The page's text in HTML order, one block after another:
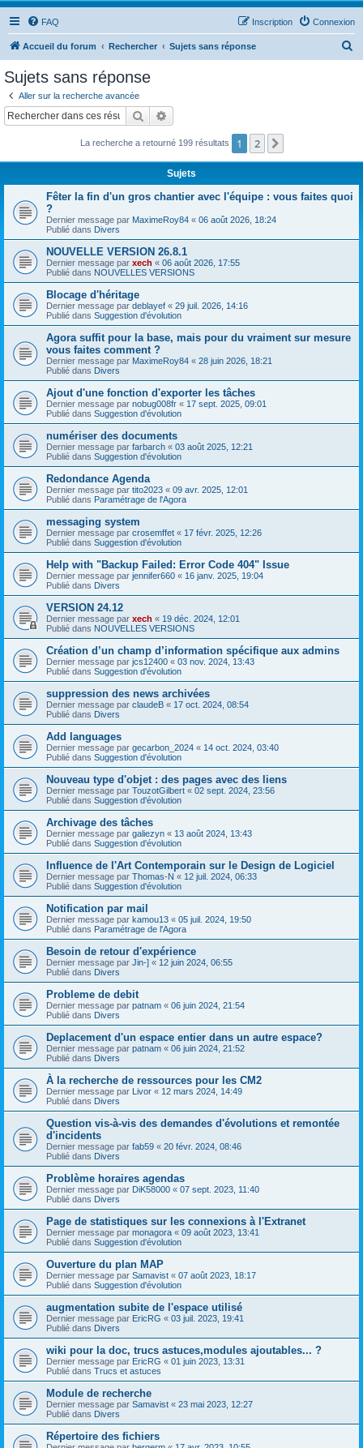
FAQ Connexion
Inscription
Accueil du forum Rechercher Sujets sans réponse
c
Sujets sans réponse
Aller sur la recherche avancée
Rechercher
La recherche a retourné 199 résultats 1 2
Sujets
Fêter la fin d'un gros chantier avec l'équipe : vous faites quoi
?
Dernier message par MaximeRoy84 « 06 août 2026, 18:24
Publié dans Divers
NOUVELLE VERSION 26.8.1
Dernier message par xech « 06 août 2026, 17:55
Publié dans NOUVELLES VERSIONS
Blocage d'héritage
Dernier message par deblayef « 29 juil. 2026, 14:16
Publié dans Suggestion d'évolution
Agora suffit pour la base, mais pour du vraiment sur mesure
vous faites comment ?
Dernier message par MaximeRoy84 « 28 juin 2026, 18:21
Publié dans Divers
Ajout d'une fonction d'exporter les tâches
Dernier message par nobug008fr « 17 sept. 2025, 09:01
Publié dans Suggestion d'évolution
numériser des documents
Dernier message par farbarch « 03 août 2025, 12:21
Publié dans Suggestion d'évolution
Redondance Agenda
Dernier message par tito2023 « 09 avr. 2025, 12:01
Publié dans Paramétrage de l'Agora
messaging system
Dernier message par crosemffet « 17 févr. 2025, 12:26
Publié dans Suggestion d'évolution
Help with "Backup Failed: Error Code 404" Issue
Dernier message par jennifer660 « 16 janv. 2025, 19:04
Publié dans Divers
VERSION 24.12
Dernier message par xech « 19 déc. 2024, 12:01
Publié dans NOUVELLES VERSIONS
Création d’un champ d’information spécifique aux admins
Dernier message par jcs12400 « 03 nov. 2024, 13:43
Publié dans Suggestion d'évolution
suppression des news archivées
Dernier message par claudeB « 17 oct. 2024, 08:54
Publié dans Divers
Add languages
Dernier message par gecarbon_2024 « 14 oct. 2024, 03:40
Publié dans Suggestion d'évolution
Nouveau type d'objet : des pages avec des liens
Dernier message par TouzotGilbert « 02 sept. 2024, 23:56
Publié dans Suggestion d'évolution
Archivage des tâches
Dernier message par galiezyn « 13 août 2024, 13:43
Publié dans Suggestion d'évolution
Influence de l'Art Contemporain sur le Design de Logiciel
Dernier message par Thomas-N « 12 juil. 2024, 06:33
Publié dans Suggestion d'évolution
Notification par mail
Dernier message par kamou13 « 05 juil. 2024, 19:50
Publié dans Paramétrage de l'Agora
Besoin de retour d'expérience
Dernier message par Jin-] « 12 juin 2024, 06:55
Publié dans Divers
Probleme de debit
Dernier message par patnam « 06 juin 2024, 21:54
Publié dans Divers
Deplacement d'un espace entier dans un autre espace?
Dernier message par patnam « 06 juin 2024, 21:52
Publié dans Divers
À la recherche de ressources pour les CM2
Dernier message par Livor « 12 mars 2024, 14:49
Publié dans Divers
Question vis-à-vis des demandes d'évolutions et remontée
d'incidents
Dernier message par fab59 « 20 févr. 2024, 08:46
Publié dans Divers
Problème horaires agendas
Dernier message par DiK58000 « 07 sept. 2023, 11:40
Publié dans Divers
Page de statistiques sur les connexions à l'Extranet
Dernier message par monagora « 09 août 2023, 13:41
Publié dans Suggestion d'évolution
Ouverture du plan MAP
Dernier message par Samavist « 07 août 2023, 18:17
Publié dans Suggestion d'évolution
augmentation subite de l'espace utilisé
Dernier message par EricRG « 03 juil. 2023, 19:41
Publié dans Divers
wiki pour la doc, trucs astuces,modules ajoutables... ?
Dernier message par EricRG « 01 juin 2023, 13:31
Publié dans Trucs et astuces
Module de recherche
Dernier message par Samavist « 23 mai 2023, 12:27
Publié dans Divers
Répertoire des fichiers